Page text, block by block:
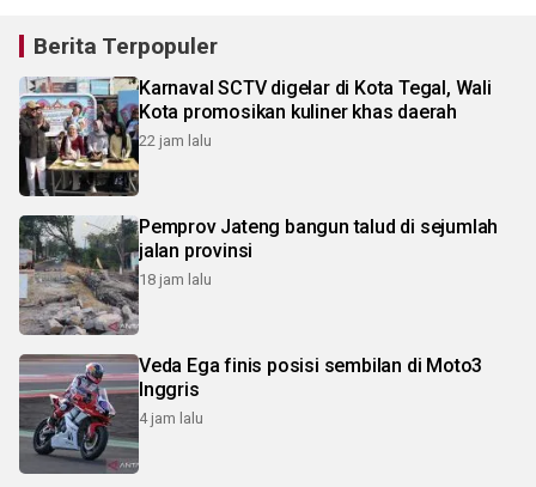
Berita Terpopuler
Karnaval SCTV digelar di Kota Tegal, Wali
Kota promosikan kuliner khas daerah
22 jam lalu
Pemprov Jateng bangun talud di sejumlah
jalan provinsi
18 jam lalu
Veda Ega finis posisi sembilan di Moto3
Inggris
4 jam lalu